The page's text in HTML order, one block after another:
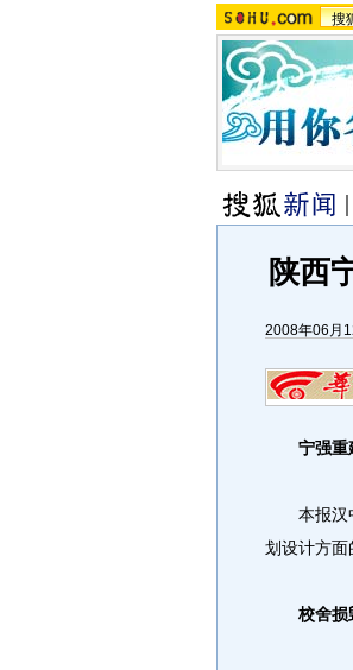
搜
陕西
2008年06月
宁强重
本报汉中
划设计方面
校舍损